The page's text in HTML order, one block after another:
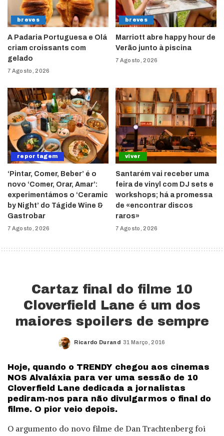
breves
A Padaria Portuguesa e Olá
criam croissants com
gelado
7 Agosto, 2026
breves
Marriott abre happy hour de
Verão junto à piscina
7 Agosto, 2026
reportagem
‘Pintar, Comer, Beber’ é o
novo ‘Comer, Orar, Amar’:
experimentámos o ‘Ceramic
by Night’ do Tágide Wine &
Gastrobar
7 Agosto, 2026
viver
Santarém vai receber uma
feira de vinyl com DJ sets e
workshops; há a promessa
de «encontrar discos
raros»
7 Agosto, 2026
Cartaz final do filme 10
Cloverfield Lane é um dos
maiores spoilers de sempre
Posted
Ricardo Durand 31 Março, 2016
Hoje, quando o TRENDY chegou aos cinemas
NOS Alvaláxia para ver uma sessão de 10
Cloverfield Lane dedicada a jornalistas
pediram-nos para não divulgarmos o final do
filme. O pior veio depois.
O argumento do novo filme de Dan Trachtenberg foi